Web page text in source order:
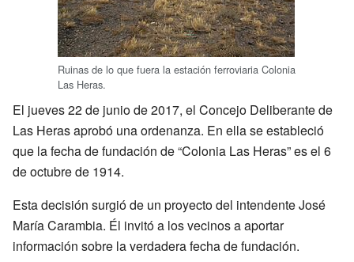
Ruinas de lo que fuera la estación ferroviaria Colonia
Las Heras.
El jueves 22 de junio de 2017, el Concejo Deliberante de
Las Heras aprobó una ordenanza. En ella se estableció
que la fecha de fundación de “Colonia Las Heras” es el 6
de octubre de 1914.
Esta decisión surgió de un proyecto del intendente José
María Carambia. Él invitó a los vecinos a aportar
información sobre la verdadera fecha de fundación.